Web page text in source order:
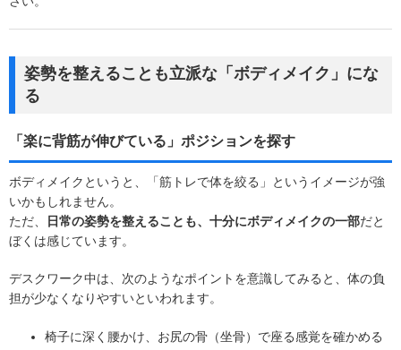
姿勢を整えることも立派な「ボディメイク」にな
る
「楽に背筋が伸びている」ポジションを探す
ボディメイクというと、「筋トレで体を絞る」というイメージが強
いかもしれません。
ただ、
日常の姿勢を整えることも、十分にボディメイクの一部だと
ぼくは感じています。
デスクワーク中は、次のようなポイントを意識してみると、体の負
担が少なくなりやすいといわれます。
椅子に深く腰かけ、お尻の骨（坐骨）で座る感覚を確かめる